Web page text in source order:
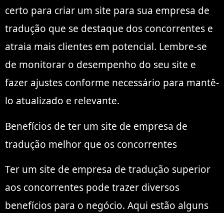
certo para criar um site para sua empresa de
tradução que se destaque dos concorrentes e
atraia mais clientes em potencial. Lembre-se
de monitorar o desempenho do seu site e
fazer ajustes conforme necessário para mantê-
lo atualizado e relevante.
Benefícios de ter um site de empresa de
tradução melhor que os concorrentes
Ter um site de empresa de tradução superior
aos concorrentes pode trazer diversos
benefícios para o negócio. Aqui estão alguns